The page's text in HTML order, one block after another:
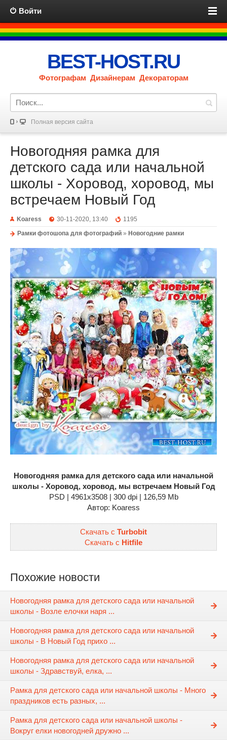
Войти
BEST-HOST.RU
Фотографам Дизайнерам Декораторам
Полная версия сайта
Новогодняя рамка для
детского сада или начальной
школы - Хоровод, хоровод, мы
встречаем Новый Год
Koaress 30-11-2020, 13:40
1195
Рамки фотошопа для фотографий » Новогодние рамки
Новогодняя рамка для детского сада или начальной
школы - Хоровод, хоровод, мы встречаем Новый Год
PSD | 4961x3508 | 300 dpi | 126,59 Mb
Автор: Koaress
Скачать с Turbobit
Скачать с Hitfile
Похожие новости
Новогодняя рамка для детского сада или начальной
школы - Возле елочки наря ...
Новогодняя рамка для детского сада или начальной
школы - В Новый Год прихо ...
Новогодняя рамка для детского сада или начальной
школы - Здравствуй, елка, ...
Рамка для детского сада или начальной школы - Много
праздников есть разных, ...
Рамка для детского сада или начальной школы -
Вокруг елки новогодней дружно ...